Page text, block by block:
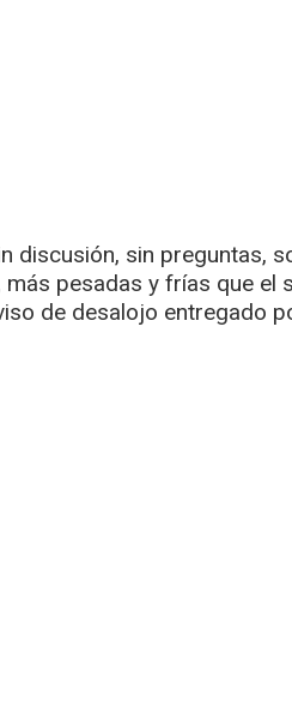
discusión, sin preguntas,
más pesadas y frías que el
de desalojo entregado